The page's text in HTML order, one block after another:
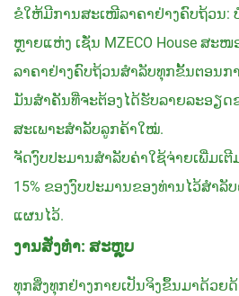
ຂໍໃຫ້ມີການສະເໜີລາຄາຢ່າງຄົບຖ້ວນ:
ຫຼາຍແຫ່ງ ເຊັ່ນ MZECO House ສະ
ລາຄາຢ່າງຄົບຖ້ວນສຳລັບທຸກຂັ້ນຕອນກ
ມັນສຳຄັນທີ່ຈະຕ້ອງໄດ້ຮັບລາຍລະອຽດ
ສະເພາະສຳລັບລູກຄ້າໃໝ່.
ຈັດງົບປະມານສຳລັບຄ່າໃຊ້ຈ່າຍເພີ່ມເຕີ
15% ຂອງງົບປະມານຂອງທ່ານໄວ້ສຳລັ
ແຜນໄວ້.
ງານສັ່ງທຳ: ສະຫຼຸບ
ທຸກສິ່ງທຸກຢ່າງກາຍເປັນຈິງຂຶ້ນມາດ້ວຍ